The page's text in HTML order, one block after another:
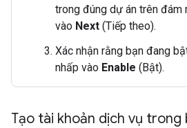
trong đúng dự án trên đám
vào Next (Tiếp theo).
Xác nhận rằng bạn đang
nhấp vào Enable (Bật).
Tạo tài khoản dịch vụ trong